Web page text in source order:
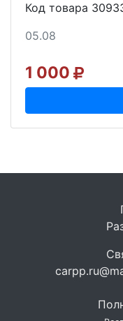
Код товара
05.08
1 000